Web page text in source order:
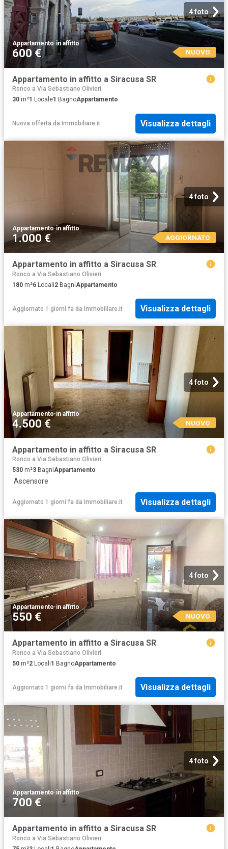
4 foto
Appartamento·in affitto
600 € NUOVO
Appartamento in affitto a Siracusa SR
Ronco a Via Sebastiano Olivieri
30 m²1 Locale1 BagnoAppartamento
Nuova offerta da Immobiliare.it Visualizza dettagli
4 foto
Appartamento·in affitto
1.000 € AGGIORNATO
Appartamento in affitto a Siracusa SR
Ronco a Via Sebastiano Olivieri
180 m²6 Locali2 BagniAppartamento
Aggiornato 1 giorni fa da Immobiliare.it Visualizza dettagli
4 foto
Appartamento·in affitto
4.500 € NUOVO
Appartamento in affitto a Siracusa SR
Ronco a Via Sebastiano Olivieri
530 m²3 BagniAppartamento
·Ascensore
Aggiornato 1 giorni fa da Immobiliare.it Visualizza dettagli
4 foto
Appartamento·in affitto
550 € NUOVO
Appartamento in affitto a Siracusa SR
Ronco a Via Sebastiano Olivieri
50 m²2 Locali1 BagnoAppartamento
Aggiornato 1 giorni fa da Immobiliare.it Visualizza dettagli
4 foto
Appartamento·in affitto
700 €
Appartamento in affitto a Siracusa SR
Ronco a Via Sebastiano Olivieri